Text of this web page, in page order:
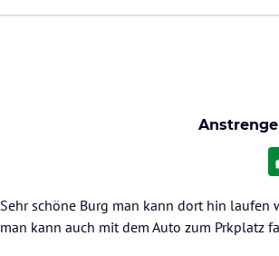
Sehr schöne Burg man kann dort hin
man kann auch mit dem Auto zum Prkplatz